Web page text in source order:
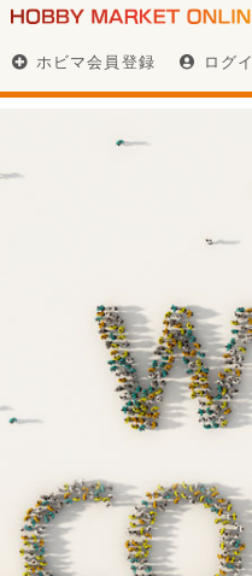
ホビマ会員登録 ログ